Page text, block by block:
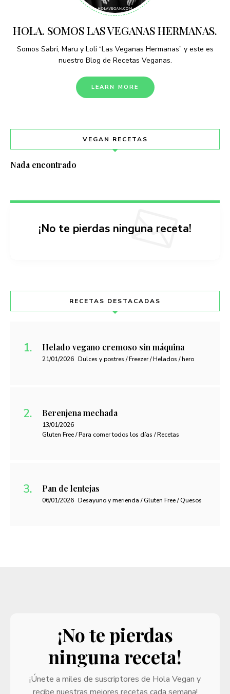
HOLA. SOMOS LAS VEGANAS HERMANAS.
Somos Sabri, Maru y Loli “Las Veganas Hermanas” y este es
nuestro Blog de Recetas Veganas.
LEARN MORE
VEGAN RECETAS
Nada encontrado
¡No te pierdas ninguna receta!
RECETAS DESTACADAS
Helado vegano cremoso sin máquina
21/01/2026 Dulces y postres / Freezer / Helados / hero
Berenjena mechada
13/01/2026
Gluten Free / Para comer todos los días / Recetas
Pan de lentejas
06/01/2026 Desayuno y merienda / Gluten Free / Quesos
¡No te pierdas
ninguna receta!
¡Únete a miles de suscriptores de Hola Vegan y